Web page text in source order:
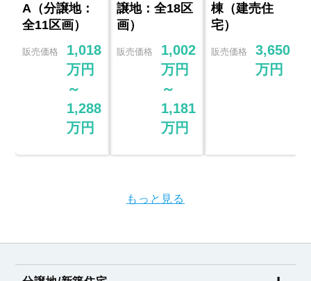
A（分譲地：
全11区画）
販売価格
1,018
万円
～
1,288
万円
譲地：全18区
画）
販売価格
1,002
万円
～
1,181
万円
棟（建売住
宅）
販売価格
3,650
万円
もっと見る